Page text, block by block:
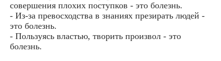
совершения плохих поступков - это болезнь.
- Из-за превосходства в знаниях презирать людей -
это болезнь.
- Пользуясь властью, творить произвол - это
болезнь.